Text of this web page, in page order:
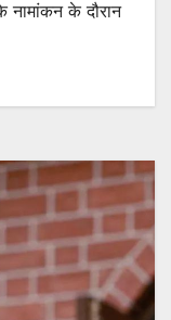
नामांकन के दौरान